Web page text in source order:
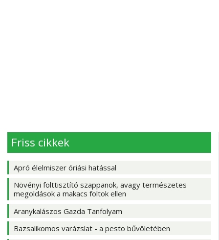
Friss cikkek
Apró élelmiszer óriási hatással
Növényi folttisztító szappanok, avagy természetes
megoldások a makacs foltok ellen
Aranykalászos Gazda Tanfolyam
Bazsalikomos varázslat - a pesto bűvöletében